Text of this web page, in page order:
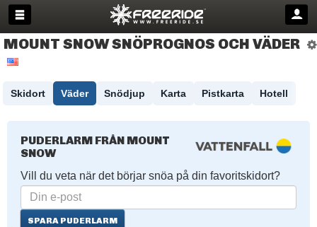
MOUNT SNOW SNÖPROGNOS OCH VÄDER
Skidort Väder Snödjup Karta Pistkarta Hotell
PUDERLARM FRÅN MOUNT
SNOW
Vill du veta när det börjar snöa på din favoritskidort?
SPARA PUDERLARM